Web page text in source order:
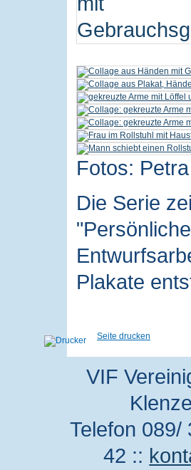
Fotos:
Die Serie
Plakate
Seite drucken
VIF
Telefon
42 ::